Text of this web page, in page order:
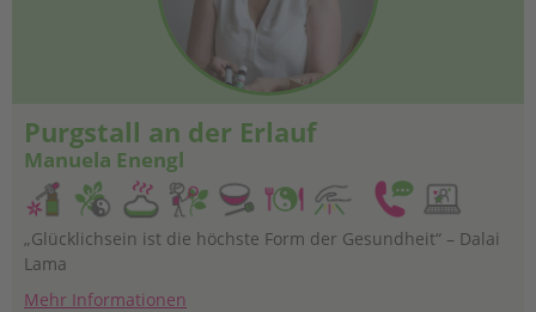
Purgstall an der Erlauf
Manuela Enengl
„Glücklichsein ist die höchste Form der Gesundheit“ – Dalai
Lama
Mehr Informationen